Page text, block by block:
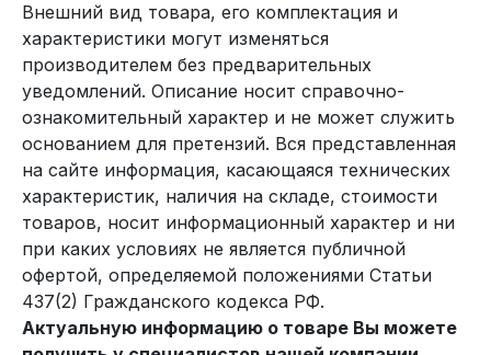
Внешний вид товара, его комплектация и
характеристики могут изменяться
производителем без предварительных
уведомлений. Описание носит справочно-
ознакомительный характер и не может служить
основанием для претензий. Вся представленная
на сайте информация, касающаяся технических
характеристик, наличия на складе, стоимости
товаров, носит информационный характер и ни
при каких условиях не является публичной
офертой, определяемой положениями Статьи
437(2) Гражданского кодекса РФ.
Актуальную информацию о товаре Вы можете